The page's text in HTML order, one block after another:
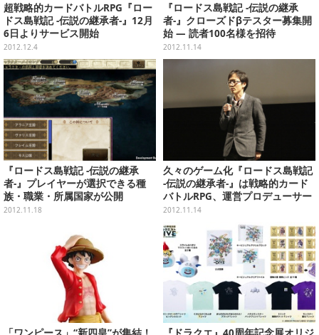
超戦略的カードバトルRPG『ロー
ドス島戦記 -伝説の継承者-』12月
6日よりサービス開始
2012.12.4
『ロードス島戦記 -伝説の継承
者-』クローズドβテスター募集開
始 ― 読者100名様を招待
2012.11.14
『ロードス島戦記 -伝説の継承
者-』プレイヤーが選択できる種
族・職業・所属国家が公開
2012.11.18
久々のゲーム化『ロードス島戦記
-伝説の継承者-』は戦略的カード
バトルRPG、運営プロデューサー
がゲーム詳細語る
2012.11.14